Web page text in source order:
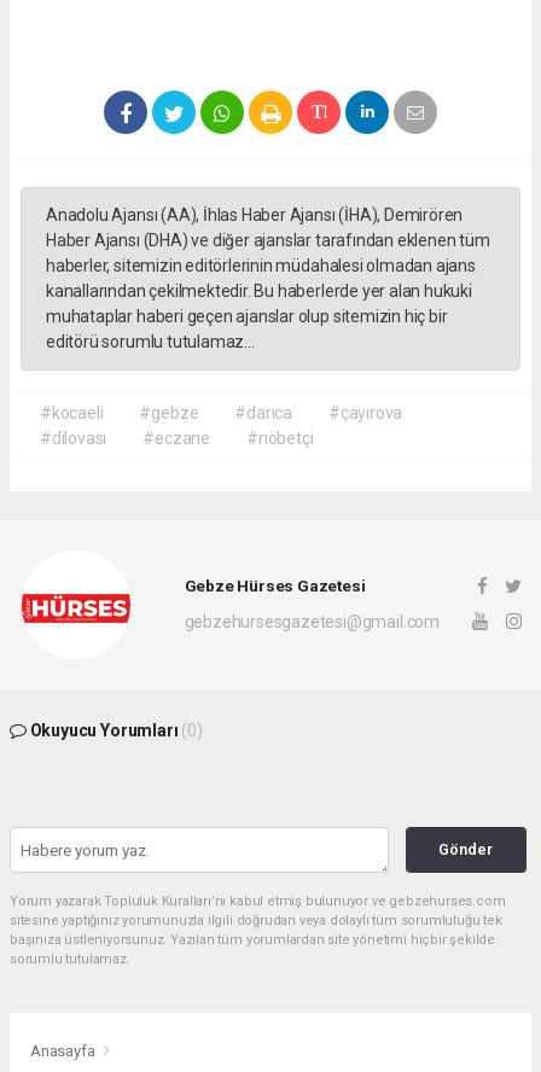
Anadolu Ajansı (AA), İhlas Haber Ajansı (İHA), Demirören
Haber Ajansı (DHA) ve diğer ajanslar tarafından eklenen tüm
haberler, sitemizin editörlerinin müdahalesi olmadan ajans
kanallarından çekilmektedir. Bu haberlerde yer alan hukuki
muhataplar haberi geçen ajanslar olup sitemizin hiç bir
editörü sorumlu tutulamaz...
#kocaeli #gebze #darıca
#çayırova
#dilovası
#eczane #nöbetçi
Gebze Hürses Gazetesi
gebzehursesgazetesi@gmail.com
Okuyucu Yorumları (0)
Gönder
Yorum yazarak Topluluk Kuralları’nı kabul etmiş bulunuyor ve gebzehurses.com
sitesine yaptığınız yorumunuzla ilgili doğrudan veya dolaylı tüm sorumluluğu tek
başınıza üstleniyorsunuz. Yazılan tüm yorumlardan site yönetimi hiçbir şekilde
sorumlu tutulamaz.
Anasayfa